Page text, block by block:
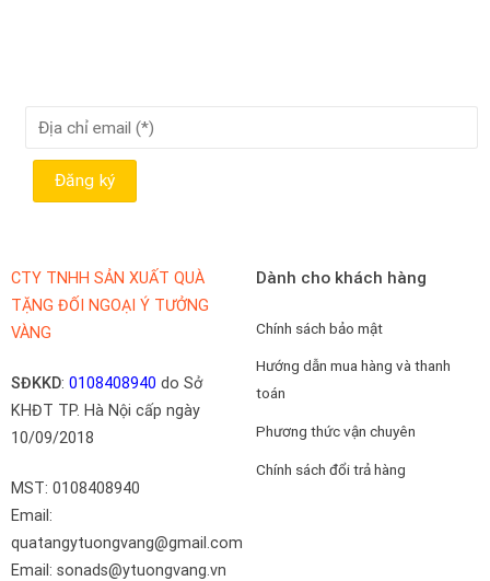
CTY TNHH SẢN XUẤT QUÀ
TẶNG ĐỐI NGOẠI Ý TƯỞNG
VÀNG
SĐKKD: 0108408940 do Sở
KHĐT TP. Hà Nội cấp ngày
10/09/2018
MST: 0108408940
Email:
quatangytuongvang@gmail.com
Email: sonads@ytuongvang.vn
Dành cho khách hàng
Chính sách bảo mật
Hướng dẫn mua hàng và thanh
toán
Phương thức vận chuyên
Chính sách đổi trả hàng